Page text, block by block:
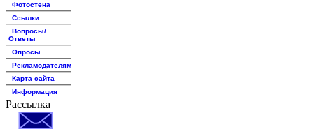
Фотостена
Ссылки
Вопросы/
Ответы
Опросы
Рекламодателям
Карта сайта
Информация
Рассылка